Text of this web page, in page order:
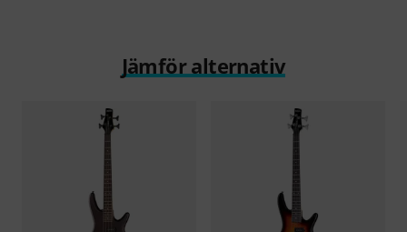
Jämför alternativ